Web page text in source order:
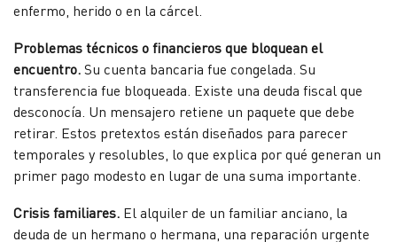
enfermo, herido o en la cárcel.
Problemas técnicos o financieros que bloquean el
encuentro. Su cuenta bancaria fue congelada. Su
transferencia fue bloqueada. Existe una deuda fiscal que
desconocía. Un mensajero retiene un paquete que debe
retirar. Estos pretextos están diseñados para parecer
temporales y resolubles, lo que explica por qué generan un
primer pago modesto en lugar de una suma importante.
Crisis familiares. El alquiler de un familiar anciano, la
deuda de un hermano o hermana, una reparación urgente